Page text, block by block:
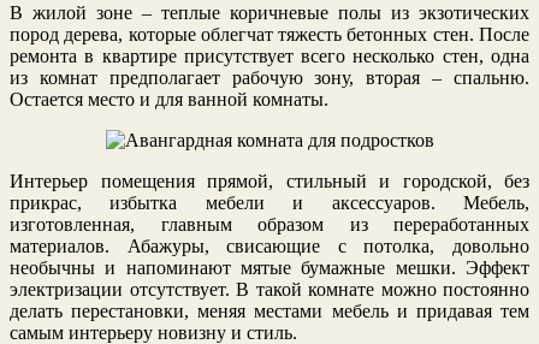
В жилой зоне – теплые коричневые полы из экзотических
пород дерева, которые облегчат тяжесть бетонных стен. После
ремонта в квартире присутствует всего несколько стен, одна
из комнат предполагает рабочую зону, вторая – спальню.
Остается место и для ванной комнаты.
Интерьер помещения прямой, стильный и городской, без
прикрас, избытка мебели и аксессуаров. Мебель,
изготовленная, главным образом из переработанных
материалов. Абажуры, свисающие с потолка, довольно
необычны и напоминают мятые бумажные мешки. Эффект
электризации отсутствует. В такой комнате можно постоянно
делать перестановки, меняя местами мебель и придавая тем
самым интерьеру новизну и стиль.